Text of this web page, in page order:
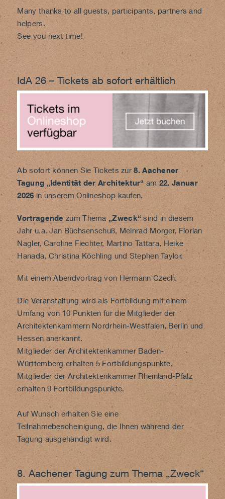
Many thanks to all guests, participants, partners and
helpers.
See you next time!
IdA 26 – Tickets ab sofort erhältlich
Ab sofort können Sie Tickets zur8. Aachener
Tagung „Identität der Architektur“ am22. Januar
2026in unseremOnlineshop kaufen.
Vortragendezum Thema „Zweck“sind in diesem
Jahr u.a. Jan Büchsenschuß, Meinrad Morger, Florian
Nagler, Caroline Fiechter, Martino Tattara, Heike
Hanada, Christina Köchling und Stephen Taylor.
Mit einem Abendvortrag von Hermann Czech.
Die Veranstaltung wird als Fortbildung mit einem
Umfang von 10 Punkten für die Mitglieder der
Architektenkammern Nordrhein-Westfalen, Berlin und
Hessen anerkannt.
Mitglieder der Architektenkammer Baden-
Württemberg erhalten 5 Fortbildungspunkte,
Mitglieder der Architektenkammer Rheinland-Pfalz
erhalten 9 Fortbildungspunkte.
Auf Wunsch erhalten Sie eine
Teilnahmebescheinigung, die Ihnen während der
Tagung ausgehändigt wird.
8. Aachener Tagung zum Thema „Zweck“